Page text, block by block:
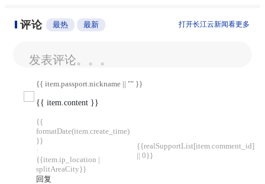
评论 最热 最新 打开长江云新闻看更多
发表评论。。。
{{ item.passport.nickname || "" }}
{{ item.content }}
{{
formatDate(item.create_time)
}}
·
{{item.ip_location |
splitAreaCity}}
回复
{{realSupportList[item.comment_id]
|| 0}}